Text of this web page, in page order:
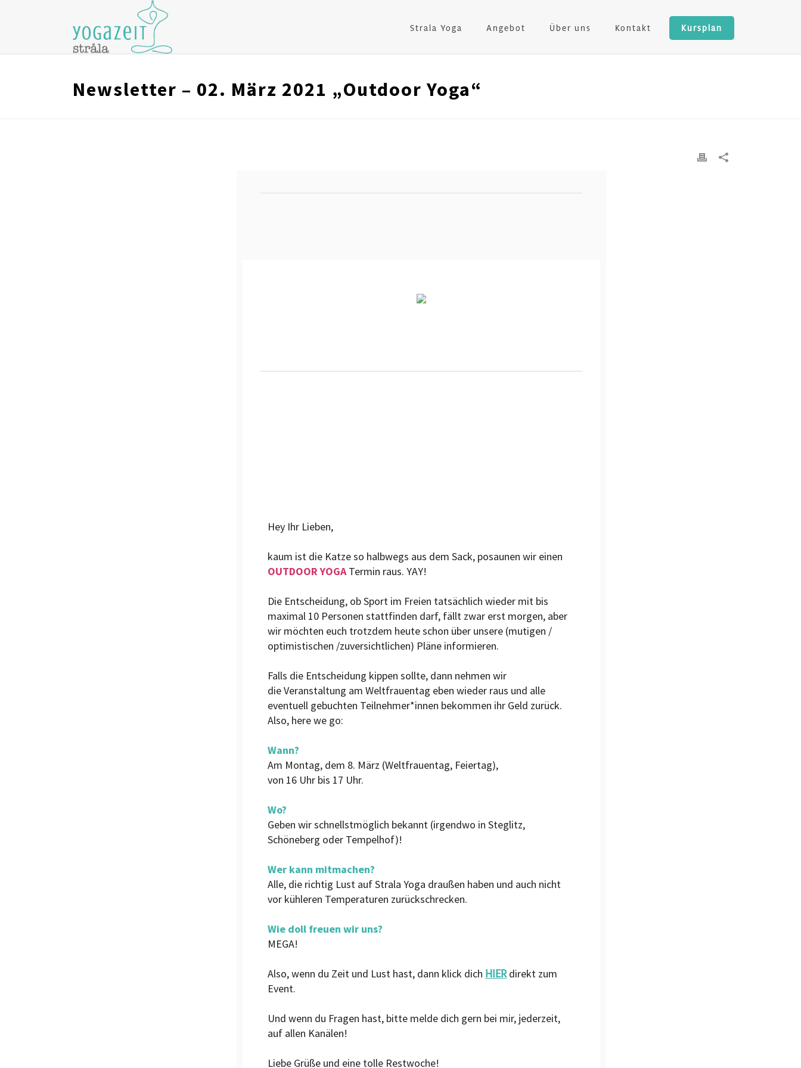
Strala Yoga Angebot Über uns Kontakt Kursplan
Newsletter – 02. März 2021 „Outdoor Yoga“
Hey Ihr Lieben,
kaum ist die Katze so halbwegs aus dem Sack, posaunen wir einen
OUTDOOR YOGATermin raus. YAY!
Die Entscheidung, ob Sport im Freien tatsächlich wieder mit bis
maximal 10 Personen stattfinden darf, fällt zwar erst morgen, aber
wir möchten euch trotzdem heute schon über unsere (mutigen /
optimistischen /zuversichtlichen) Pläne informieren.
Falls die Entscheidung kippen sollte, dann nehmen wir
die Veranstaltung am Weltfrauentag eben wieder raus und alle
eventuell gebuchten Teilnehmer*innen bekommen ihr Geld zurück.
Also, here we go:
Wann?
Am Montag, dem 8. März (Weltfrauentag, Feiertag),
von 16 Uhr bis 17 Uhr.
Wo?
Geben wir schnellstmöglich bekannt (irgendwo in Steglitz,
Schöneberg oder Tempelhof)!
Wer kann mitmachen?
Alle, die richtig Lust auf Strala Yoga draußen haben und auch nicht
vor kühleren Temperaturen zurückschrecken.
Wie doll freuen wir uns?
MEGA!
Also, wenn du Zeit und Lust hast, dann klick dich HIERdirekt zum
Event.
Und wenn du Fragen hast, bitte melde dich gern bei mir, jederzeit,
auf allen Kanälen!
Liebe Grüße und eine tolle Restwoche!